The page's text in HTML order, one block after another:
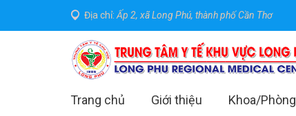
Địa chỉ: Ấp 2, xã Long Phú, thành phố Cần Thơ
Trang chủ Giới thiệu Khoa/Phòng